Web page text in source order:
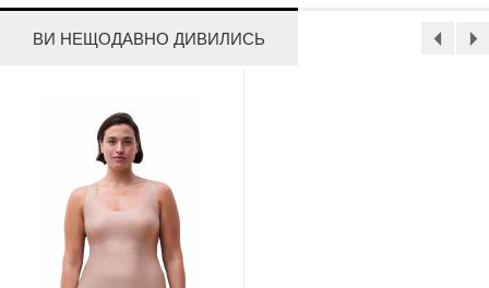
ВИ НЕЩОДАВНО ДИВИЛИСЬ